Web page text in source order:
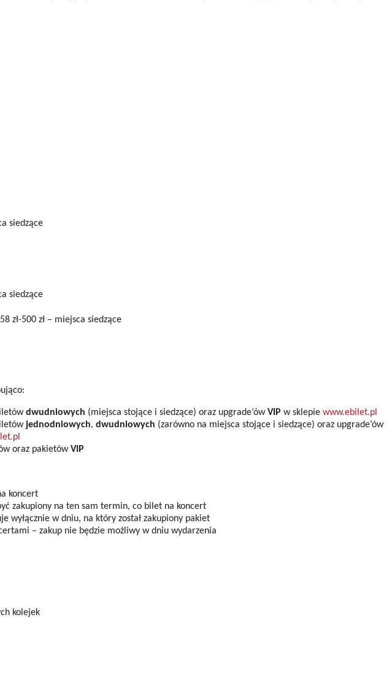
siedzące
siedzące
zł-500 zł – miejsca siedzące
dwudniowych (miejsca stojące i siedzące) oraz upgrade’ówVIP w sklepie www.ebilet.pl
jednodniowych, dwudniowych (zarówno na miejsca stojące i siedzące) oraz upgrade’ów
oraz pakietówVIP
koncert
zakupiony na ten sam termin, co bilet na koncert
wyłącznie w dniu, na który został zakupiony pakiet
– zakup nie będzie możliwy w dniu wydarzenia
kolejek